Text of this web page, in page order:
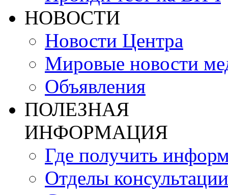
НОВОСТИ
Новости Центра
Мировые новости
Объявления
ПОЛЕЗНАЯ
ИНФОРМАЦИЯ
Где получить
Отделы консультации